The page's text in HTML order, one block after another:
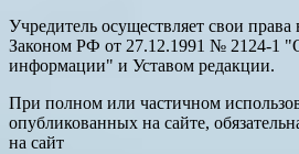
Учредитель осуществляет свои права
Законом РФ от 27.12.1991 № 2124-1
информации" и Уставом редакции.
При полном или частичном
опубликованных на сайте,
на сайт